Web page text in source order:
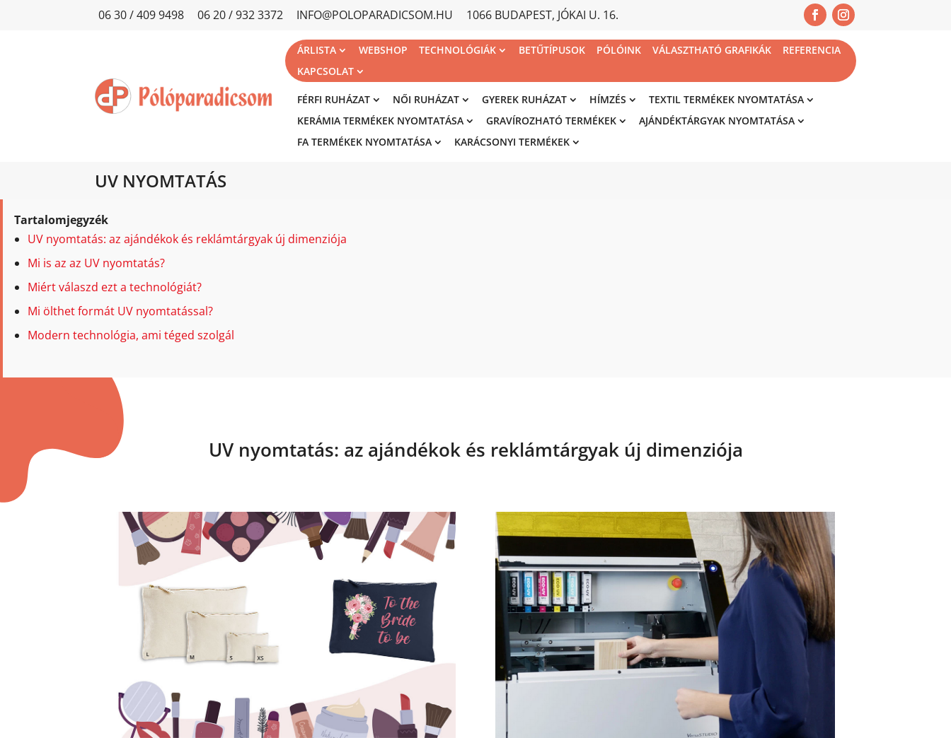
06 30 / 409 9498 06 20 / 932 3372 INFO@POLOPARADICSOM.HU 1066 BUDAPEST, JÓKAI U. 16.
ÁRLISTA WEBSHOP TECHNOLÓGIÁK BETŰTÍPUSOK PÓLÓINK VÁLASZTHATÓ GRAFIKÁK
REFERENCIA
KAPCSOLAT
FÉRFI RUHÁZAT NŐI RUHÁZAT GYEREK RUHÁZAT HÍMZÉS
TEXTIL TERMÉKEK NYOMTATÁSA
KERÁMIA TERMÉKEK NYOMTATÁSA
GRAVÍROZHATÓ TERMÉKEK
AJÁNDÉKTÁRGYAK NYOMTATÁSA
FA TERMÉKEK NYOMTATÁSA
KARÁCSONYI TERMÉKEK
UV NYOMTATÁS
Tartalomjegyzék
UV nyomtatás: az ajándékok és reklámtárgyak új dimenziója
Mi is az az UV nyomtatás?
Miért válaszd ezt a technológiát?
Mi ölthet formát UV nyomtatással?
Modern technológia, ami téged szolgál
UV nyomtatás: az ajándékok és reklámtárgyak új dimenziója